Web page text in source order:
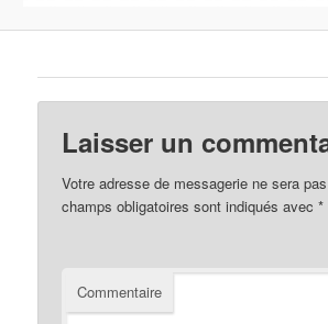
Laisser un
Votre adresse de messagerie ne sera
champs obligatoires sont indiqués avec*
Commentaire